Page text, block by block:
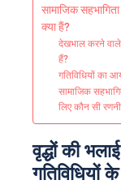
सामाजिक
क्या हैं?
देखभाल करने वाले
हैं?
गतिविधियों का
सामाजिक
लिए कौन सी
वृद्धों की
गतिविधियों